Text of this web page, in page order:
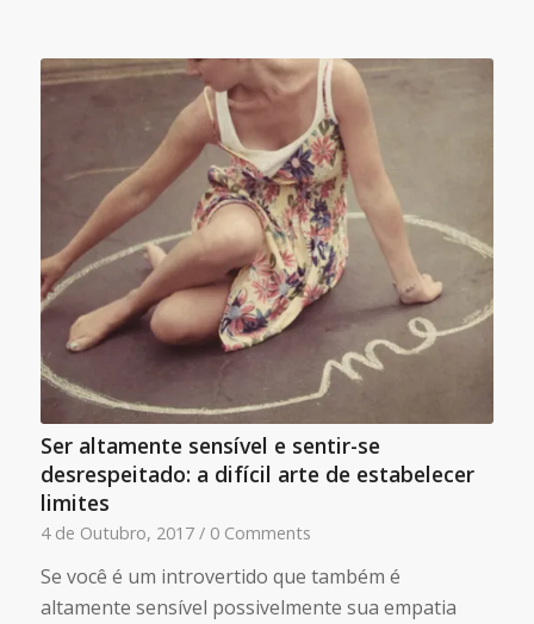
Ser altamente sensível e sentir-se
desrespeitado: a difícil arte de estabelecer
limites
4 de Outubro, 2017 / 0 Comments
Se você é um introvertido que também é
altamente sensível possivelmente sua empatia